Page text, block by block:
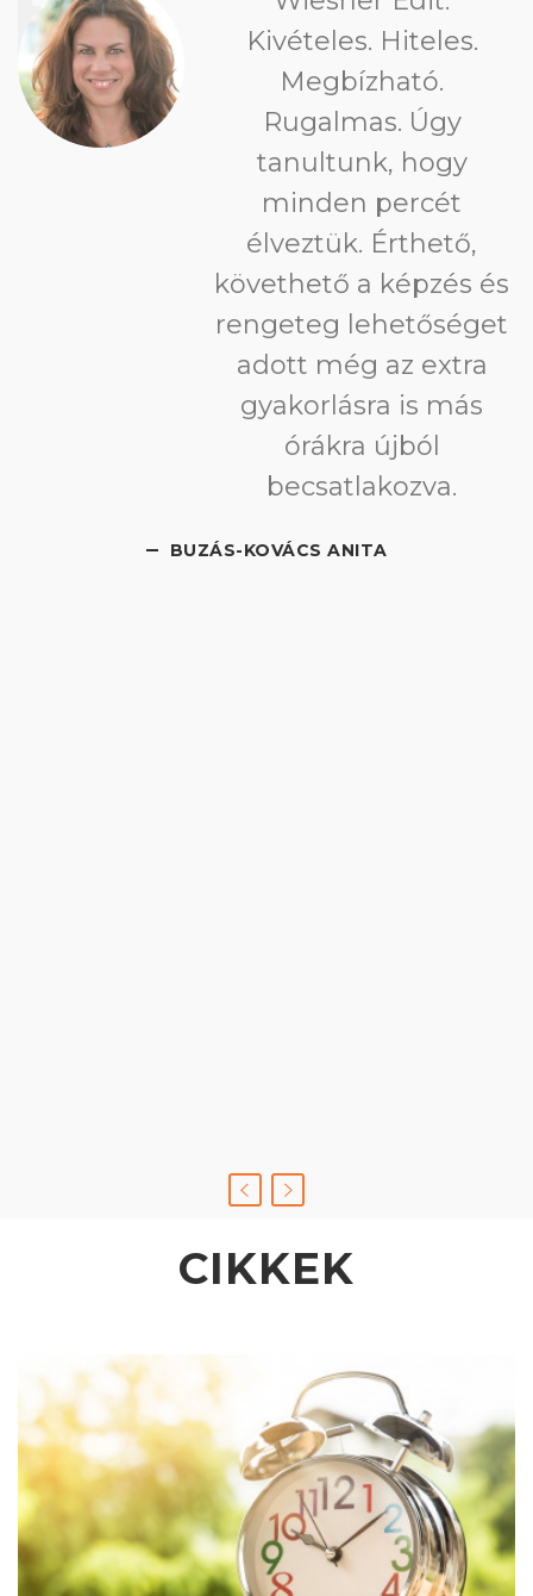
Kivételes. Hiteles.
Megbízható.
Rugalmas. Úgy
tanultunk, hogy
minden percét
élveztük. Érthető,
követhető a képzés és
rengeteg lehetőséget
adott még az extra
gyakorlásra is más
órákra újból
becsatlakozva.
BUZÁS-KOVÁCS ANITA
CIKKEK